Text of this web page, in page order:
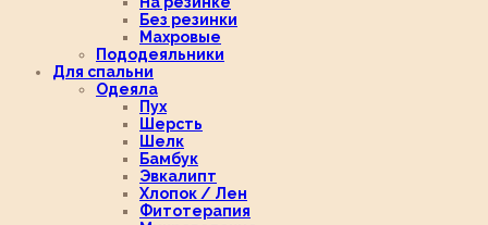
Без резинки
Махровые
Пододеяльники
Для спальни
Одеяла
Пух
Шерсть
Шелк
Бамбук
Эвкалипт
Хлопок / Лен
Фитотерапия